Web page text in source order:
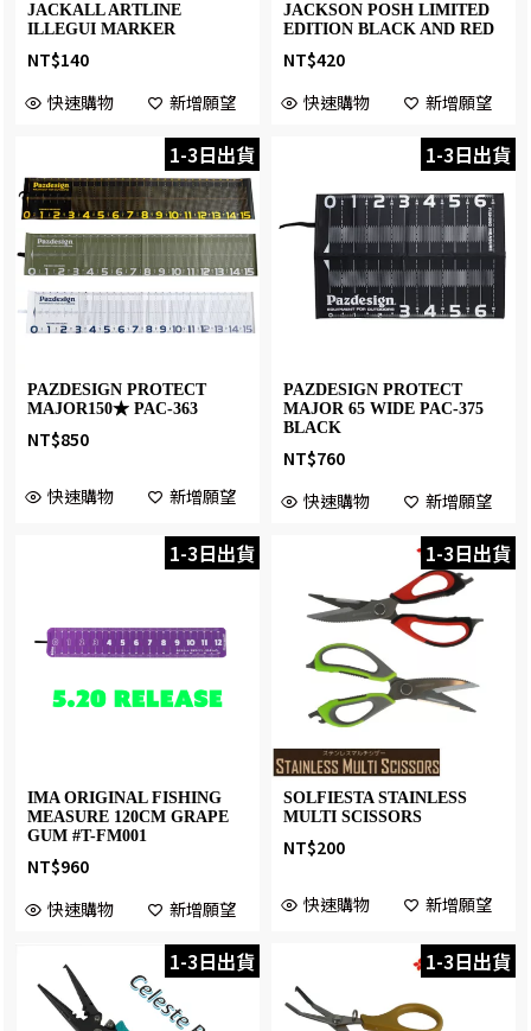
JACKALL ARTLINE
ILLEGUI MARKER
NT$140
快速購物
新增願望
JACKSON POSH LIMITED
EDITION BLACK AND RED
NT$420
快速購物
新增願望
1-3日出貨
PAZDESIGN PROTECT
MAJOR150★ PAC-363
NT$850
快速購物 新增願望
1-3日出貨
PAZDESIGN PROTECT
MAJOR 65 WIDE PAC-375
BLACK
NT$760
快速購物
新增願望
1-3日出貨
IMA ORIGINAL FISHING
MEASURE 120CM GRAPE
GUM #T-FM001
NT$960
快速購物
新增願望
1-3日出貨
SOLFIESTA STAINLESS
MULTI SCISSORS
NT$200
快速購物 新增願望
1-3日出貨 1-3日出貨